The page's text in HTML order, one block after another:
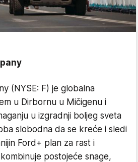
(NYSE: F) je globalna
u Dirbornu u Mičigenu i
u izgradnji boljeg sveta
slobodna da se kreće i sledi
Ford+ plan za rast i
postojeće snage,